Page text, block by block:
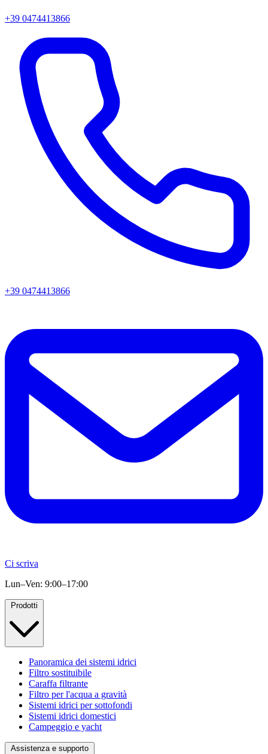
+39 0474413866
+39 0474413866
Ci scriva
Lun–Ven: 9:00–17:00
Prodotti
Panoramica dei sistemi idrici
Filtro sostituibile
Caraffa filtrante
Filtro per l'acqua a gravità
Sistemi idrici per sottofondi
Sistemi idrici domestici
Campeggio e yacht
Assistenza e supporto